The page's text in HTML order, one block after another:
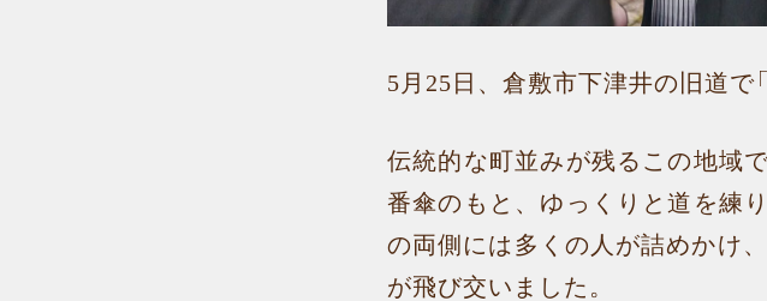
5月25日、倉敷市下津井の旧道で
伝統的な町並みが残るこの地域
番傘のもと、ゆっくりと道を練
の両側には多くの人が詰めかけ
が飛び交いました。